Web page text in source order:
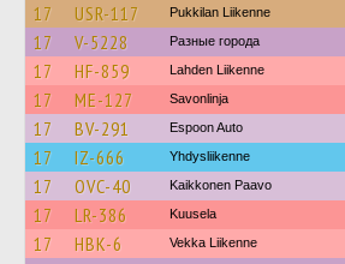
17 USR-117 Pukkilan Liikenne
17 V-5228 Разные города
17 HF-859 Lahden Liikenne
17 ME-127 Savonlinja
17 BV-291 Espoon Auto
17 IZ-666 Yhdysliikenne
17 OVC-40 Kaikkonen Paavo
17 LR-386 Kuusela
17 HBK-6 Vekka Liikenne